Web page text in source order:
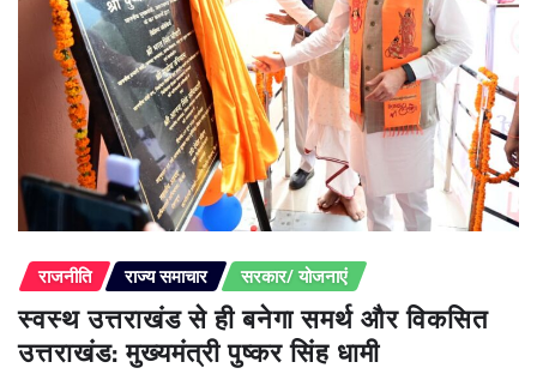
राजनीति राज्य समाचार सरकार/ योजनाएं
स्वस्थ उत्तराखंड से ही बनेगा समर्थ और विकसित
उत्तराखंड: मुख्यमंत्री पुष्कर सिंह धामी